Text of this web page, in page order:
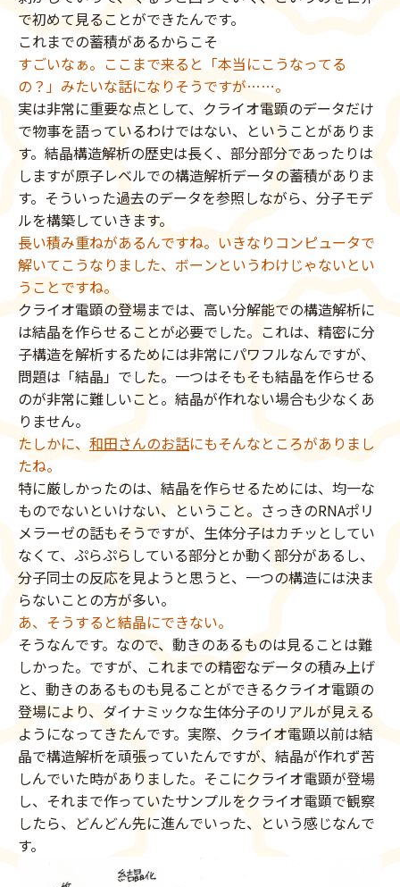
で初めて見ることができたんです。
これまでの蓄積があるからこそ
すごいなぁ。ここまで来ると「本当にこうなってる
の？」みたいな話になりそうですが……。
実は非常に重要な点として、クライオ電顕のデータだけ
で物事を語っているわけではない、ということがありま
す。結晶構造解析の歴史は長く、部分部分であったりは
しますが原子レベルでの構造解析データの蓄積がありま
す。そういった過去のデータを参照しながら、分子モデ
ルを構築していきます。
長い積み重ねがあるんですね。いきなりコンピュータで
解いてこうなりました、ボーンというわけじゃないとい
うことですね。
クライオ電顕の登場までは、高い分解能での構造解析に
は結晶を作らせることが必要でした。これは、精密に分
子構造を解析するためには非常にパワフルなんですが、
問題は「結晶」でした。一つはそもそも結晶を作らせる
のが非常に難しいこと。結晶が作れない場合も少なくあ
りません。
たしかに、 和田さんのお話にもそんなところがありまし
たね。
特に厳しかったのは、結晶を作らせるためには、均一な
ものでないといけない、ということ。さっきのRNAポリ
メラーゼの話もそうですが、生体分子はカチッとしてい
なくて、ぷらぷらしている部分とか動く部分があるし、
分子同士の反応を見ようと思うと、一つの構造には決ま
らないことの方が多い。
あ、そうすると結晶にできない。
そうなんです。なので、動きのあるものは見ることは難
しかった。ですが、これまでの精密なデータの積み上げ
と、動きのあるものも見ることができるクライオ電顕の
登場により、ダイナミックな生体分子のリアルが見える
ようになってきたんです。実際、クライオ電顕以前は結
晶で構造解析を頑張っていたんですが、結晶が作れず苦
しんでいた時がありました。そこにクライオ電顕が登場
し、それまで作っていたサンプルをクライオ電顕で観察
したら、どんどん先に進んでいった、という感じなんで
す。